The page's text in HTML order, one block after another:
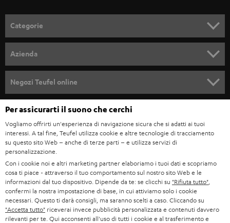
l
l
a
n
e
w
s
l
e
t
t
e
r
Categorie
SOUNDBAR
STEREO
BLUETOOTH
CUFFIE
CUFFIE BLUETOOTH
SET STEREO
Azienda
CARRIERA
STAMPA
B2B
BLOG
NEWSLETTER
NEGOZI
Negozi Teufel online
GERMANIA
AUSTRIA
SVIZZERA
PAESI BASSI
BELGIO
Per assicurarti il suono che cerchi
Vogliamo offrirti un'esperienza di navigazione sicura che si adatti ai tuoi
interessi. A tal fine, Teufel utilizza cookie e altre tecnologie di tracciamento
su questo sito Web – anche di terze parti – e utilizza servizi di
personalizzazione.
Con i cookie noi e altri marketing partner elaboriamo i tuoi dati e scopriamo
cosa ti piace - attraverso il tuo comportamento sul nostro sito Web e le
informazioni dal tuo dispositivo. Dipende da te: se clicchi su "Rifiuta tutto"
confermi la nostra impostazione di base, in cui attiviamo solo i cookie
necessari. Questo ti darà consigli, ma saranno scelti a caso. Cliccando su
"Accetta tutto" riceverai invece pubblicità personalizzata e contenuti davvero
rilevanti per te. Qui acconsenti all'uso di tutti i cookie e al trasferimento e